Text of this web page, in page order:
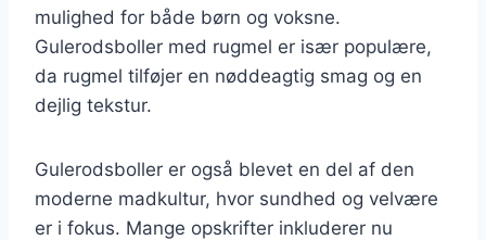
mulighed for både børn og voksne.
Gulerodsboller med rugmel er især populære,
da rugmel tilføjer en nøddeagtig smag og en
dejlig tekstur.
Gulerodsboller er også blevet en del af den
moderne madkultur, hvor sundhed og velvære
er i fokus. Mange opskrifter inkluderer nu